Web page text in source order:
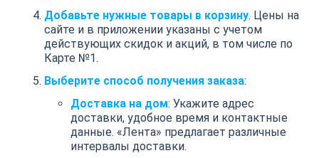
Добавьте нужные товары в корзину. Цены на
сайте и в приложении указаны с учетом
действующих скидок и акций, в том числе по
Карте №1.
Выберите способ получения заказа:
Доставка на дом: Укажите адрес
доставки, удобное время и контактные
данные. «Лента» предлагает различные
интервалы доставки.